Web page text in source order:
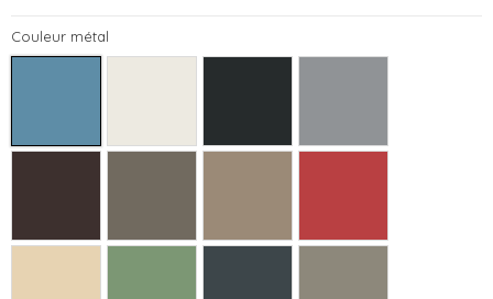
Couleur métal